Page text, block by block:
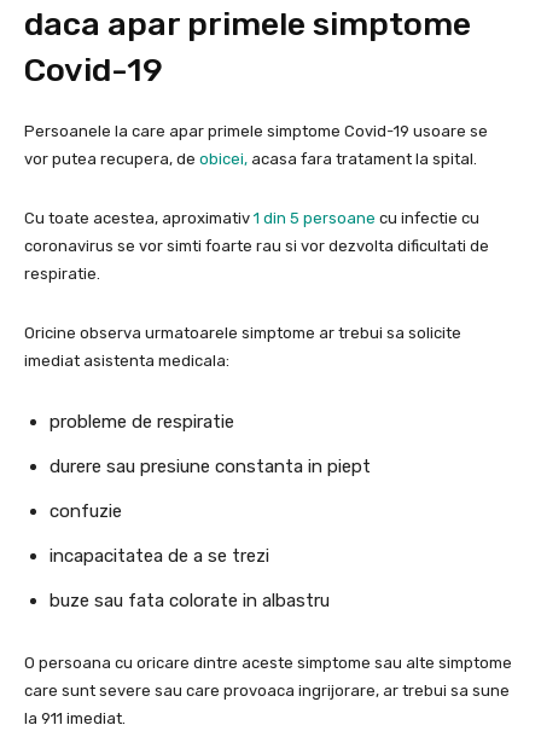
daca apar primele simptome
Covid-19
Persoanele la care apar primele simptome Covid-19 usoare se
vor putea recupera, de obicei, acasa fara tratament la spital.
Cu toate acestea, aproximativ 1 din 5 persoane cu infectie cu
coronavirus se vor simti foarte rau si vor dezvolta dificultati de
respiratie.
Oricine observa urmatoarele simptome ar trebui sa solicite
imediat asistenta medicala:
probleme de respiratie
durere sau presiune constanta in piept
confuzie
incapacitatea de a se trezi
buze sau fata colorate in albastru
O persoana cu oricare dintre aceste simptome sau alte simptome
care sunt severe sau care provoaca ingrijorare, ar trebui sa sune
la 911 imediat.